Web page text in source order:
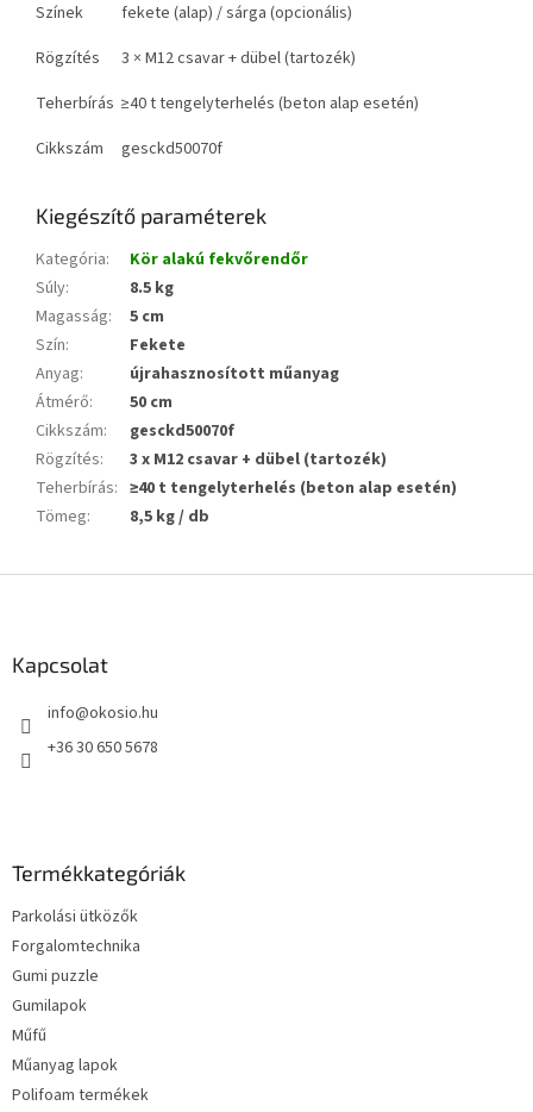
Színek
fekete (alap) / sárga (opcionális)
Rögzítés
3 × M12 csavar + dübel (tartozék)
Teherbírás ≥40 t tengelyterhelés (beton alap esetén)
Cikkszám
gesckd50070f
Kiegészítő paraméterek
Kategória:
Kör alakú fekvőrendőr
Súly:
8.5 kg
Magasság:
5 cm
Szín:
Fekete
Anyag:
újrahasznosított műanyag
Átmérő:
50 cm
Cikkszám:
gesckd50070f
Rögzítés:
3 x M12 csavar + dübel (tartozék)
Teherbírás: ≥40 t tengelyterhelés (beton alap esetén)
Tömeg: 8,5 kg / db
Kapcsolat
info@okosio.hu
+36 30 650 5678
Termékkategóriák
Parkolási ütközők
Forgalomtechnika
Gumi puzzle
Gumilapok
Műfű
Műanyag lapok
Polifoam termékek